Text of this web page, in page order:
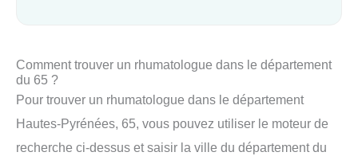
Comment trouver un rhumatologue dans le département
du 65 ?
Pour trouver un rhumatologue dans le département
Hautes-Pyrénées, 65, vous pouvez utiliser le moteur de
recherche ci-dessus et saisir la ville du département du